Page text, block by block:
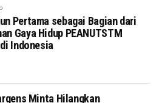
Pertama sebagai Bagian dari
Gaya Hidup PEANUTSTM
Indonesia
Minta Hilangkan